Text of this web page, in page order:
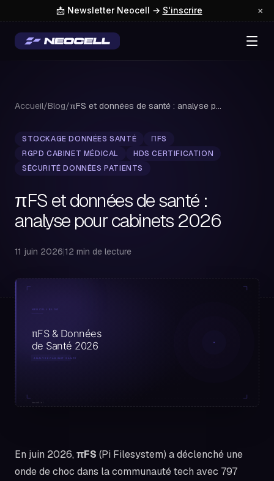
📩 Newsletter Neocell → S'inscrire ×
Accueil/Blog/ πFS et données de santé : analyse pour cabine...
STOCKAGE DONNÉES SANTÉ
ΠFS
RGPD CABINET MÉDICAL
HDS CERTIFICATION
SÉCURITÉ DONNÉES PATIENTS
πFS et données de santé :
analyse pour cabinets 2026
11 juin 2026|12 min de lecture
En juin 2026, πFS (Pi Filesystem) a déclenché une
onde de choc dans la communauté tech avec 797